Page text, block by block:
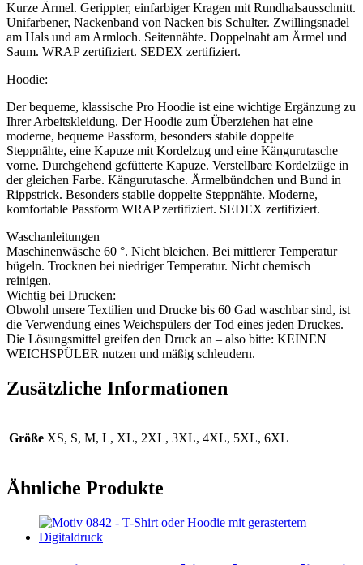
Kurze Ärmel. Gerippter, einfarbiger Kragen mit Rundhalsausschnitt.
Unifarbener, Nackenband von Nacken bis Schulter. Zwillingsnadel
am Hals und am Armloch. Seitennähte. Doppelnaht am Ärmel und
Saum. WRAP zertifiziert. SEDEX zertifiziert.
Hoodie:
Der bequeme, klassische Pro Hoodie ist eine wichtige Ergänzung zu
Ihrer Arbeitskleidung. Der Hoodie zum Überziehen hat eine
moderne, bequeme Passform, besonders stabile doppelte
Steppnähte, eine Kapuze mit Kordelzug und eine Kängurutasche
vorne. Durchgehend gefütterte Kapuze. Verstellbare Kordelzüge in
der gleichen Farbe. Kängurutasche. Ärmelbündchen und Bund in
Rippstrick. Besonders stabile doppelte Steppnähte. Moderne,
komfortable Passform WRAP zertifiziert. SEDEX zertifiziert.
Waschanleitungen
Maschinenwäsche 60 °. Nicht bleichen. Bei mittlerer Temperatur
bügeln. Trocknen bei niedriger Temperatur. Nicht chemisch
reinigen.
Wichtig bei Drucken:
Obwohl unsere Textilien und Drucke bis 60 Gad waschbar sind, ist
die Verwendung eines Weichspülers der Tod eines jeden Druckes.
Die Lösungsmittel greifen den Druck an – also bitte: KEINEN
WEICHSPÜLER nutzen und mäßig schleudern.
Zusätzliche Informationen
Größe XS, S, M, L, XL, 2XL, 3XL, 4XL, 5XL, 6XL
Ähnliche Produkte